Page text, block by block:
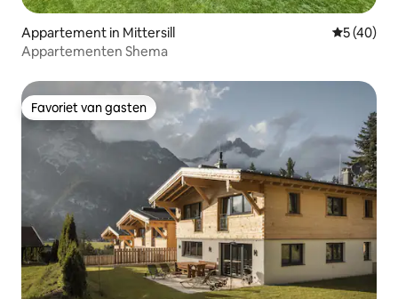
Appartement in Mittersill
5 (40)
Appartementen Shema
Favoriet van gasten
Favoriet van gasten